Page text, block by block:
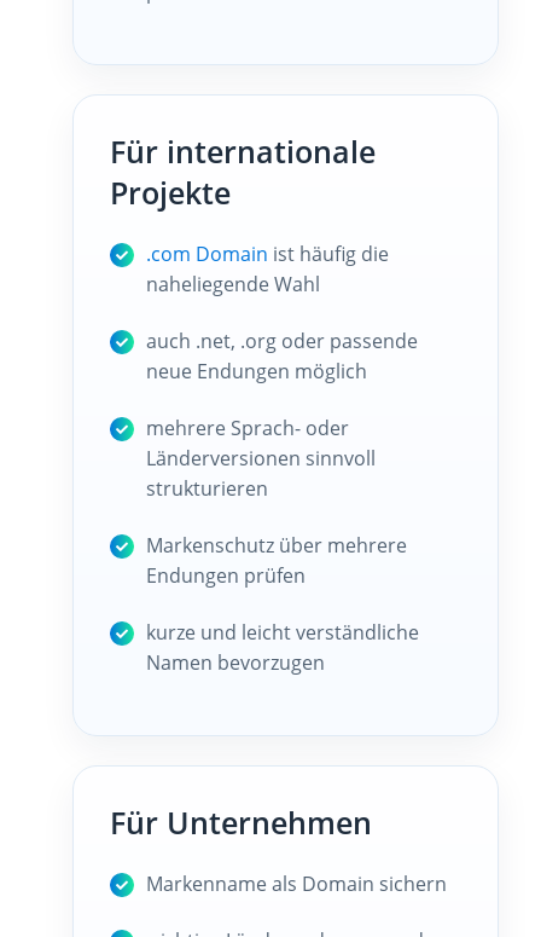
Für internationale
Projekte
.com Domain ist häufig die
naheliegende Wahl
auch .net, .org oder passende
neue Endungen möglich
mehrere Sprach- oder
Länderversionen sinnvoll
strukturieren
Markenschutz über mehrere
Endungen prüfen
kurze und leicht verständliche
Namen bevorzugen
Für Unternehmen
Markenname als Domain sichern